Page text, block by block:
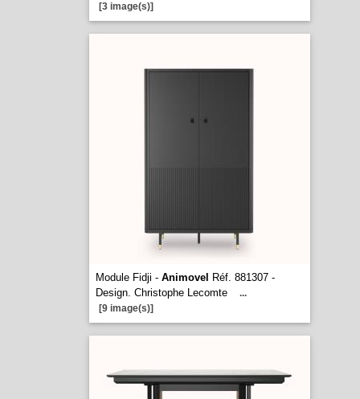
[3 image(s)]
Module Fidji - Animovel
Réf. 881307 -
Design. Christophe Lecomte
...
[9 image(s)]